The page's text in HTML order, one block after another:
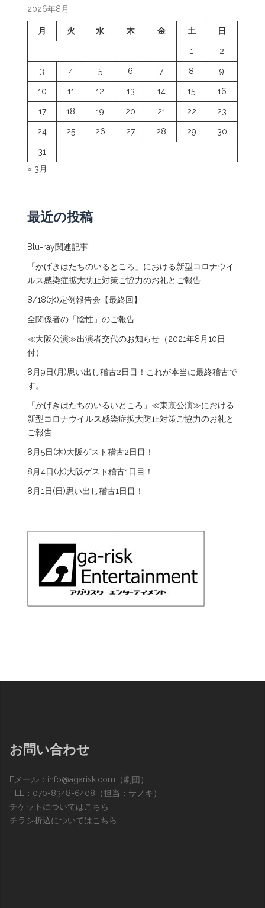
ー
シ
ョ
ン
2026年8月
月 火 水 木 金 土 日
1 2
3 4 5 6 7 8 9
10 11 12 13 14 15 16
17 18 19 20 21 22 23
24 25 26 27 28 29 30
31
« 3月
最近の投稿
Blu-ray関連記事
「かげきはたちのいるところ」における新型コロナウイ
ルス感染症拡大防止対策ご協力のお礼とご報告
8/18(水)定例報告会【最終回】
全関係者の「陰性」のご報告
≪大阪公演≫出演者交代のお知らせ（2021年8月10日
付）
8月9日(月)思い出し稽古2日目！これが本当に最終稽古で
す。
「かげきはたちのいるいところ」≪東京公演≫における
新型コロナウイルス感染症拡大防止対策ご協力のお礼と
ご報告
8月5日(木)大阪ゲスト稽古2日目！
8月4日(水)大阪ゲスト稽古1日目！
8月1日(日)思い出し稽古1日目！
お問い合わせ
Eメール： info@agarisk.com （劇団）
TEL：070-8348-6408（担当：サノキ）
チケットについてはこちら
チラシ折込についてはこちら